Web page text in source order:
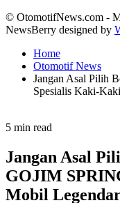
© OtomotifNews.com -
NewsBerry designed by
Home
Otomotif News
Jangan Asal Pilih
Spesialis Kaki-
Estimated
time
5 min read
Jangan Asal
GOJIM
Mobil